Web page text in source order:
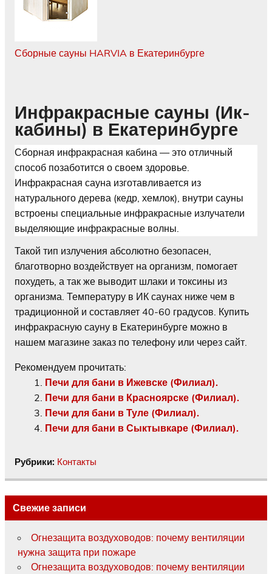
Сборные сауны HARVIA в Екатеринбурге
Инфракрасные сауны (Ик-
кабины) в Екатеринбурге
Сборная инфракрасная кабина — это отличный
способ позаботится о своем здоровье.
Инфракрасная сауна изготавливается из
натурального дерева (кедр, хемлок), внутри сауны
встроены специальные инфракрасные излучатели
выделяющие инфракрасные волны.
Такой тип излучения абсолютно безопасен,
благотворно воздействует на организм, помогает
похудеть, а так же выводит шлаки и токсины из
организма. Температуру в ИК саунах ниже чем в
традиционной и составляет 40-60 градусов. Купить
инфракрасную сауну в Екатеринбурге можно в
нашем магазине заказ по телефону или через сайт.
Рекомендуем прочитать:
Печи для бани в Ижевске (Филиал).
Печи для бани в Красноярске (Филиал).
Печи для бани в Туле (Филиал).
Печи для бани в Сыктывкаре (Филиал).
Рубрики: Контакты
Свежие записи
Огнезащита воздуховодов: почему вентиляции
нужна защита при пожаре
Огнезащита воздуховодов: почему вентиляции